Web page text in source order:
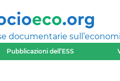
documentarie
Pubblicazioni dell’ESS